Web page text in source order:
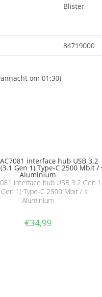
Blister
84719000
om 01:30)
interface hub USB 3.2 Gen 1
1) Type-C 2500 Mbit / s
Aluminium
€34,99